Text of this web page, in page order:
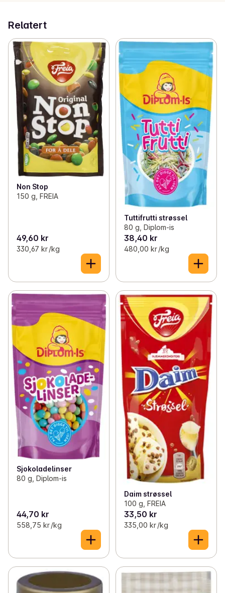
Relatert
Non Stop
150 g, FREIA
49,60 kr
330,67 kr /kg
Tuttifrutti strøssel
80 g, Diplom-is
38,40 kr
480,00 kr /kg
Sjokoladelinser
80 g, Diplom-is
44,70 kr
558,75 kr /kg
Daim strøssel
100 g, FREIA
33,50 kr
335,00 kr /kg